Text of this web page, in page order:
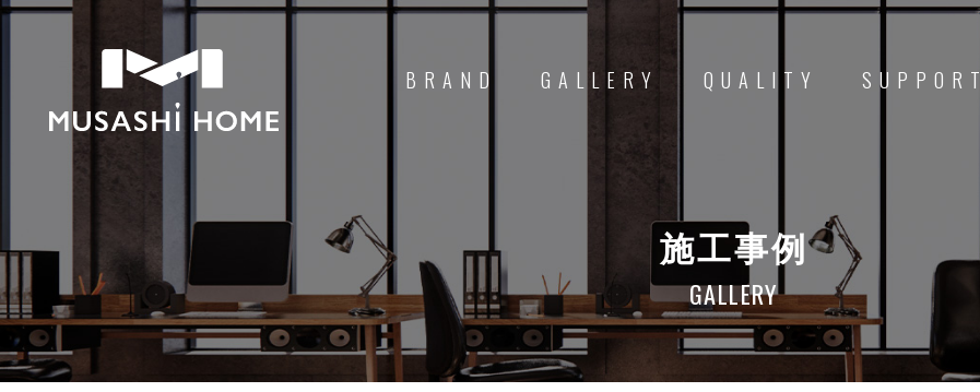
BRAND GALLERY QUALITY SUPPORT
施工事例
GALLERY